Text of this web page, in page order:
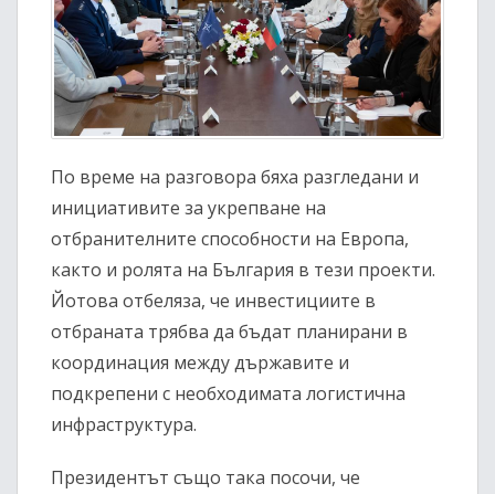
По време на разговора бяха разгледани и
инициативите за укрепване на
отбранителните способности на Европа,
както и ролята на България в тези проекти.
Йотова отбеляза, че инвестициите в
отбраната трябва да бъдат планирани в
координация между държавите и
подкрепени с необходимата логистична
инфраструктура.
Президентът също така посочи, че